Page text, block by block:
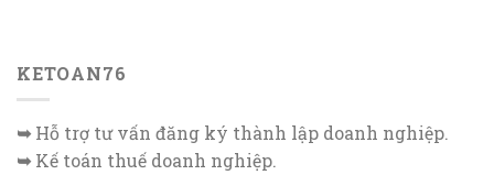
KETOAN76
➥Hỗ trợ tư vấn đăng ký thành lập doanh nghiệp.
➥Kế toán thuế doanh nghiệp.